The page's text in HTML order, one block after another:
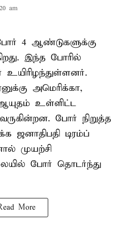
am
4 ஆண்டுகளுக்கு
இந்த போரில்
அமெரிக்கா,
உள்ளிட்ட
போர் நிறுத்த
ஜனாதிபதி டிரம்ப்
முயற்சி
போர் தொடர்ந்து
More